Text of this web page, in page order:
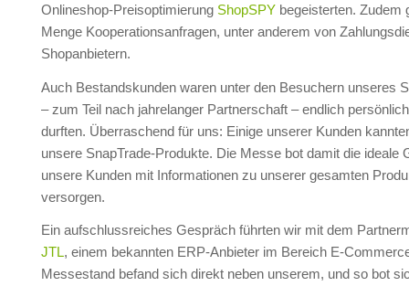
Onlineshop-Preisoptimierung ShopSPYbegeisterten. Zudem
Menge Kooperationsanfragen, unter anderem von
Shopanbietern.
Auch Bestandskunden waren unter den Besuchern unseres
– zum Teil nach jahrelanger Partnerschaft – endlich
durften. Überraschend für uns: Einige unserer Kunden
unsere SnapTrade-Produkte. Die Messe bot damit die ideale
unsere Kunden mit Informationen zu unserer gesamten
versorgen.
Ein aufschlussreiches Gespräch führten wir mit dem
JTL, einem bekannten ERP-Anbieter im Bereich E-
Messestand befand sich direkt neben unserem, und so bot